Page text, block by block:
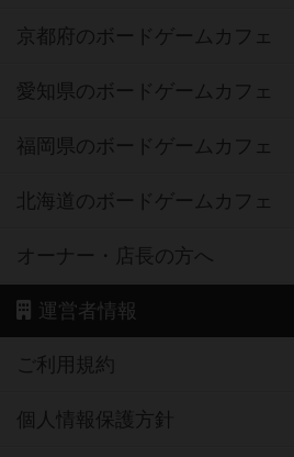
京都府のボードゲームカフェ
愛知県のボードゲームカフェ
福岡県のボードゲームカフェ
北海道のボードゲームカフェ
オーナー・店長の方へ
運営者情報
ご利用規約
個人情報保護方針